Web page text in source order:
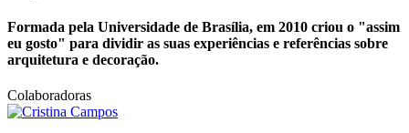
Formada pela Universidade de Brasília, em 2010 criou o "assim
eu gosto" para dividir as suas experiências e referências sobre
arquitetura e decoração.
Colaboradoras